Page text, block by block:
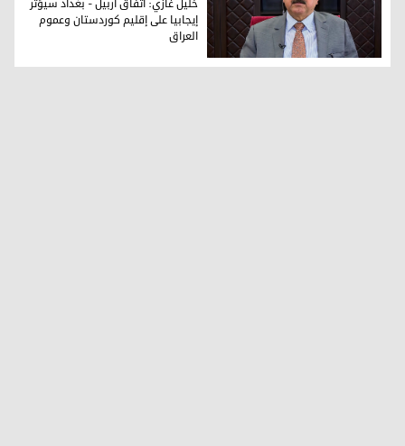
خليل غازي: اتفاق أربيل - بغداد سيؤثر إيجابيا على إقليم
إيجابيا على إقليم كوردستان وعموم
العراق